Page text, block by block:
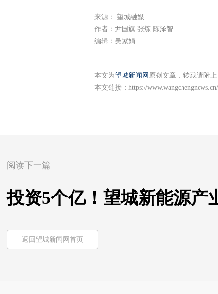
来源： 望城融媒
作者：尹国旗 张炼 陈泽智
编辑：吴紫娟
本文为望城新闻网 原创文章，转载请附
本文链接： https://
阅读下一篇
投资5个亿！望城新能源产
返回望城新闻网首页